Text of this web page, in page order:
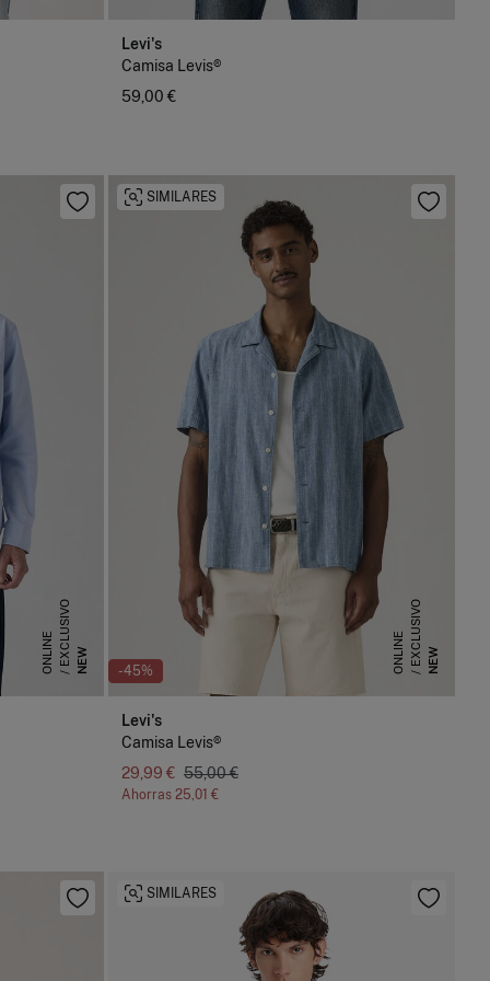
Levi's
Camisa Levis®
59,00 €
NEW
E
X
C
L
U
S
I
V
O
O
N
L
I
N
E -45% NEW
E
X
C
L
U
S
I
V
O
O
N
L
I
N
E
SIMILARES
Levi's
Camisa Levis®
29,99 € 55,00 €
Ahorras 25,01 €
SIMILARES